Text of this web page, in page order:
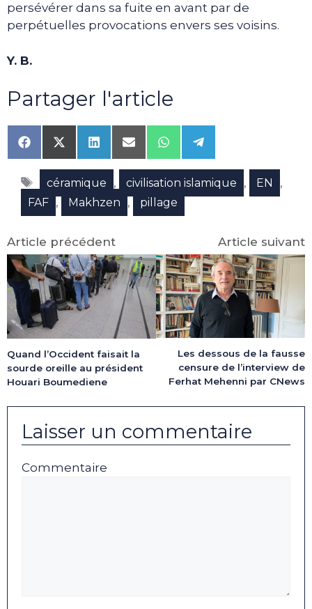
persévérer dans sa fuite en avant par de
perpétuelles provocations envers ses voisins.
Y. B.
Partager l'article
Share
on
Facebook
Share
on
X
(Twitter)
Share
on
LinkedIn
Share
on
Email
Share
on
WhatsApp
Share
on
Telegram
Étiquettes
céramique , civilisation islamique , EN ,
FAF , Makhzen , pillage
Article précédent
Quand l’Occident faisait la
sourde oreille au président
Houari Boumediene
Article suivant
Les dessous de la fausse
censure de l’interview de
Ferhat Mehenni par CNews
Laisser un commentaire
Commentaire